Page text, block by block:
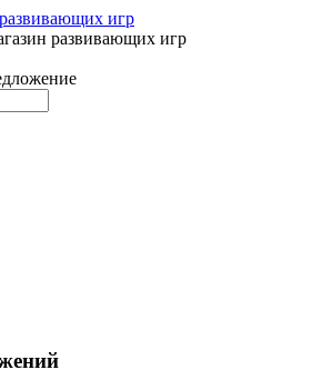
развивающих игр